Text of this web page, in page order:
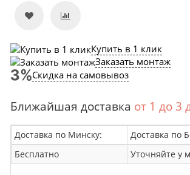
Купить в 1 клик
Заказать монтаж
Скидка на самовывоз
Ближайшая доставка от 1 до 3
Доставка по Минску:
Доставка по
Бесплатно
Уточняйте у